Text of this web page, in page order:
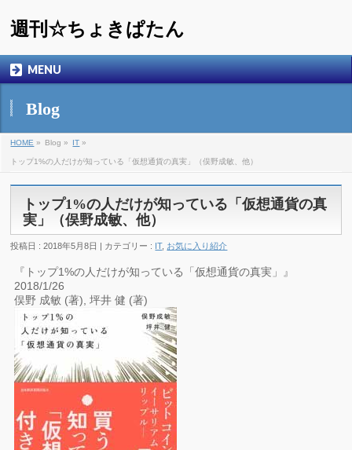
週刊☆ちょきぱたん
MENU
Blog
HOME » Blog » IT »
トップ1%の人だけが知っている「仮想通貨の真実」（俣野成敏、他）
トップ1%の人だけが知っている「仮想通貨の真
実」（俣野成敏、他）
投稿日 : 2018年5月8日 | カテゴリー : IT, お気に入り紹介
『トップ1%の人だけが知っている「仮想通貨の真実」』
2018/1/26
俣野 成敏 (著), 坪井 健 (著)